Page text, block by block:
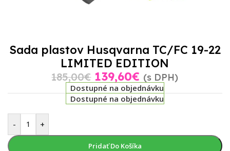
Sada plastov Husqvarna TC/FC 19-22
LIMITED EDITION
185,00€ 139,60€ (s DPH)
Dostupné na objednávku
Dostupné na objednávku
- +
Pridať Do Košíka